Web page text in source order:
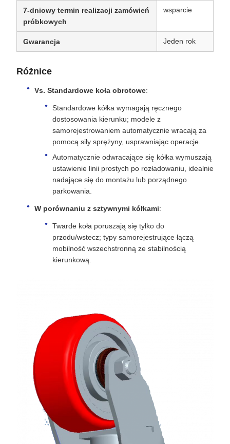
7-dniowy termin realizacji zamówień
próbkowych
wsparcie
Gwarancja Jeden rok
Różnice
Vs. Standardowe koła obrotowe:
Standardowe kółka wymagają ręcznego
dostosowania kierunku; modele z
samorejestrowaniem automatycznie wracają za
pomocą siły sprężyny, usprawniając operacje.
Automatycznie odwracające się kółka wymuszają
ustawienie linii prostych po rozładowaniu, idealnie
nadające się do montażu lub porządnego
parkowania.
W porównaniu z sztywnymi kółkami:
Twarde koła poruszają się tylko do
przodu/wstecz; typy samorejestrujące łączą
mobilność wszechstronną ze stabilnością
kierunkową.